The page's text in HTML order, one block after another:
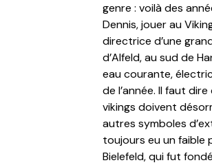
genre : voilà des
Dennis, jouer au
directrice d’une
d’Alfeld, au sud de
eau courante,
de l’année. Il faut
vikings doivent
autres symboles
toujours eu un faible
Bielefeld, qui fut